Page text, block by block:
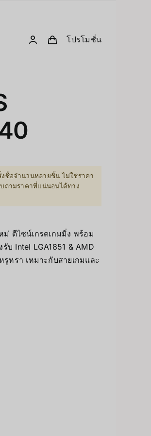
型号比较 – Unitree 人形机器人
Insta360
UV Printer
โปรโมชั่น
ซื้อจำนวนหลายชิ้น ไม่ใช่ราคา
ถามราคาที่แน่นอนได้ทาง
ม่ ดีไซน์เกรดเกมมิ่ง พร้อม
บ Intel LGA1851 & AMD
หรา เหมาะกับสายเกมและ